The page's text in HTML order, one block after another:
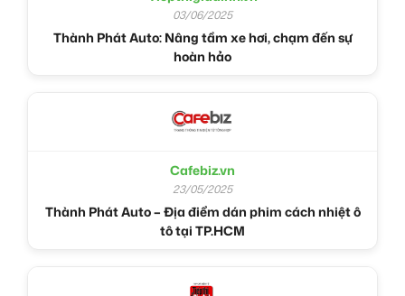
03/06/2025
Thành Phát Auto: Nâng tầm xe hơi, chạm đến sự
hoàn hảo
Cafebiz.vn
23/05/2025
Thành Phát Auto – Địa điểm dán phim cách nhiệt ô
tô tại TP.HCM